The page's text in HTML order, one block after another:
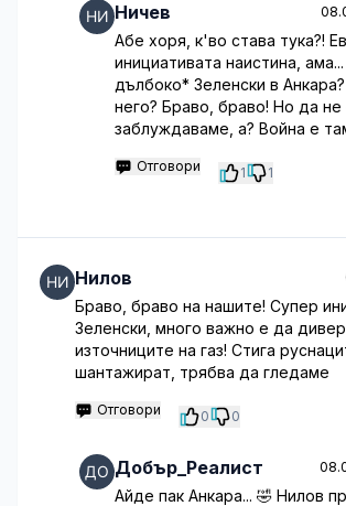
Ничев
Абе хоря, к'во става тука?!
инициативата наистина,
дълбоко* Зеленски в
него? Браво, браво! Но да не
заблуждаваме, а? Война е
Отговори 1 1
Нилов
Браво, браво на нашите! Супер
Зеленски, много важно е да
източниците на газ! Стига
шантажират, трябва да гледаме
Отговори 0 0
Добър_Реалист
Айде пак Анкара... 🤣 Нилов